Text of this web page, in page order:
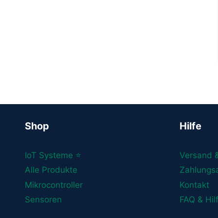
Shop
IoT Systeme ⭐
Alle Produkte
Mikrocontroller
Sensoren
Hilfe
Versand
Kontakt
FAQ &